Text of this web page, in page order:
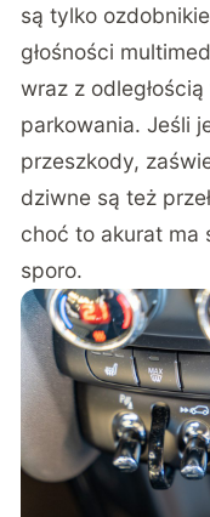
są tylko
głośności
wraz z
parkowania. Jeśli
przeszkody,
dziwne są też
choć to akurat ma
sporo.